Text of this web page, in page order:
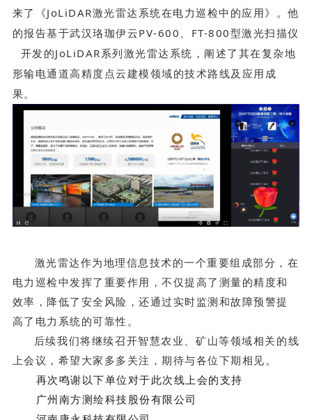
来了《JoLiDAR激光雷达系统在电力巡检中的应用》。他
的报告基于武汉珞珈伊云PV-600、FT-800型激光扫描仪
开发的JoLiDAR系列激光雷达系统，阐述了其在复杂地
形输电通道高精度点云建模领域的技术路线及应用成
果。
激光雷达作为地理信息技术的一个重要组成部分，在
电力巡检中发挥了重要作用，不仅提高了测量的精度和
效率，降低了安全风险，还通过实时监测和故障预警提
高了电力系统的可靠性。
后续我们将继续召开智慧农业、矿山等领域相关的线
上会议，希望大家多多关注，期待与各位下期相见。
再次鸣谢以下单位对于此次线上会的支持
广州南方测绘科技股份有限公司